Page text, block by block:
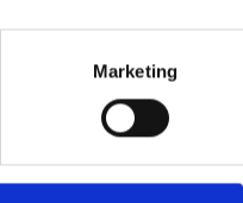
Marketing
y